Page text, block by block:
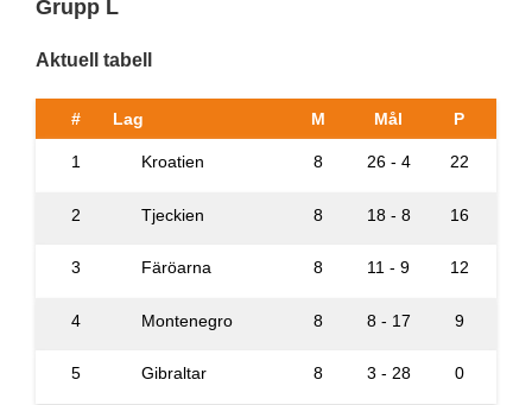
Grupp L
Aktuell tabell
# Lag M Mål P
1 Kroatien 8 26 - 4 22
2 Tjeckien 8 18 - 8 16
3 Färöarna 8 11 - 9 12
4 Montenegro 8 8 - 17 9
5 Gibraltar 8 3 - 28 0